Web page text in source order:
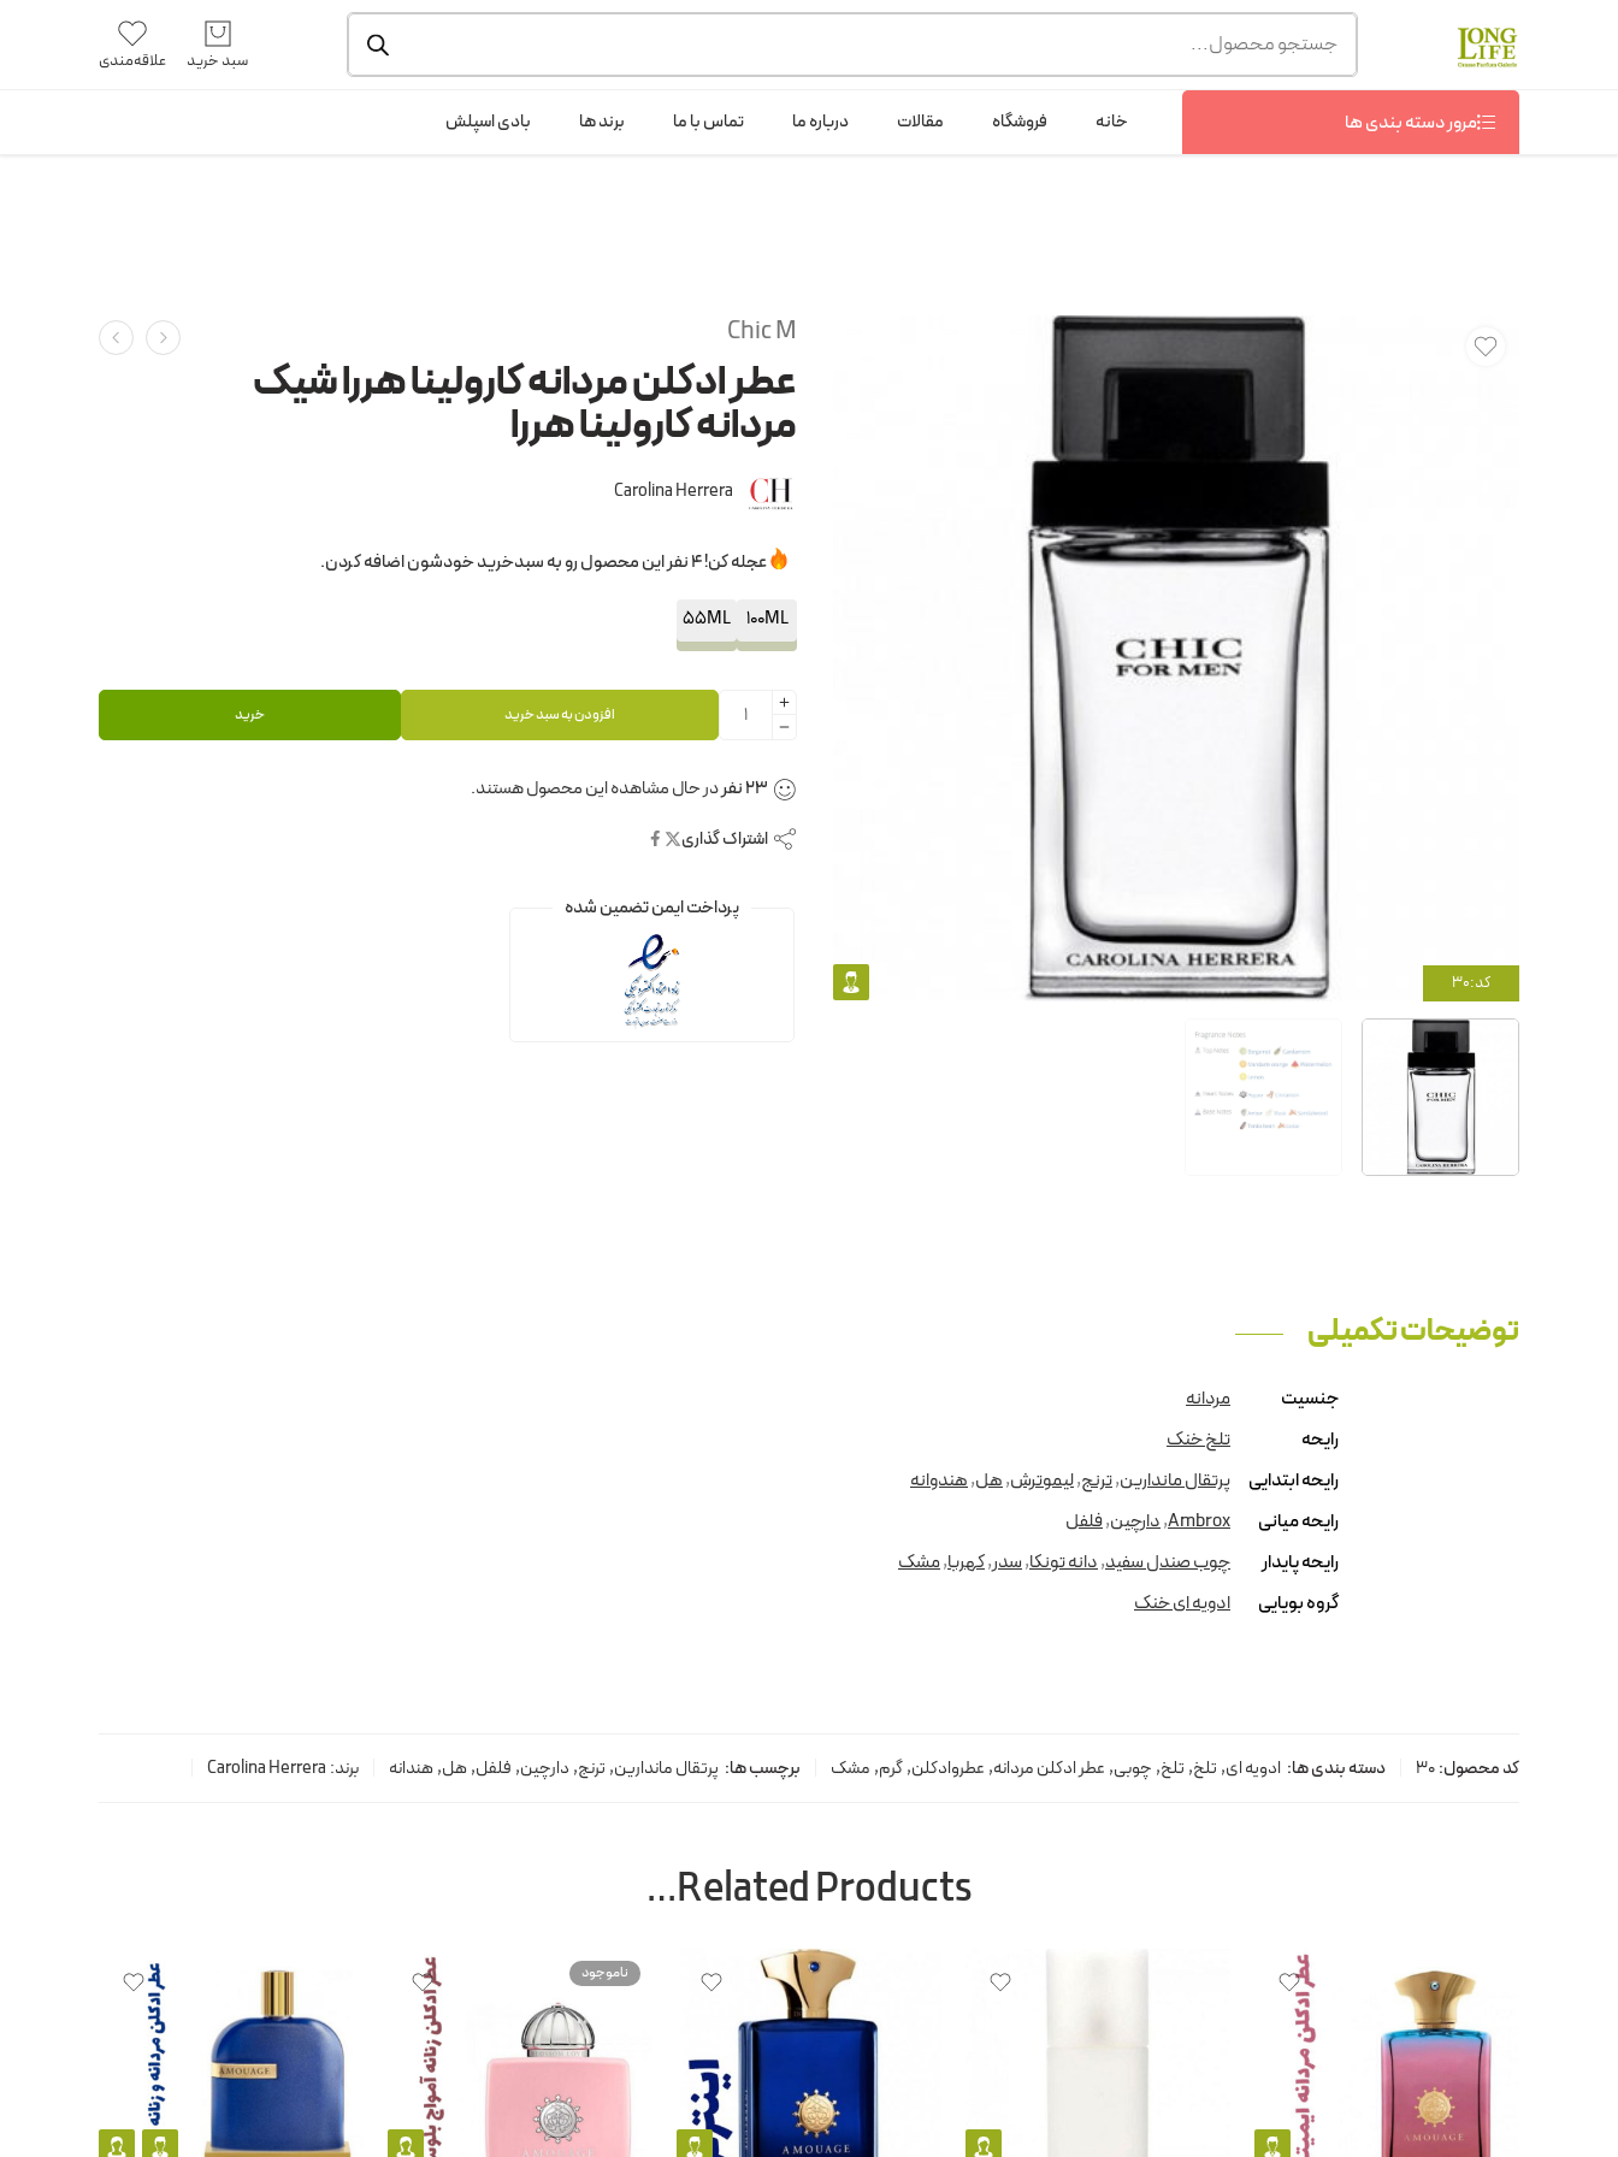
توجه! برند لانگ لایف رایحه های معروف را با شیشه و بسته بندی خود شرکت لانگ لایف عرضه می کند.که با انتخاب حجم هر ادکلنی می توانید شیشه و بسته بندی را ملاحظه بفرمایید. آموزش خرید از سایت
شماره پشتیبانی :09368076869
سبد خرید علاقه‌مندی
مرور دسته بندی ها خانه فروشگاه مقالات درباره ما تماس با ما برند ها بادی اسپلش
کد:30
Chic M
عطر ادکلن مردانه کارولینا هررا شیک
مردانه کارولینا هررا
Carolina Herrera
عجله کن! 4 نفر این محصول رو به سبدخرید خودشون اضافه کردن.
100ML
55ML
افزودن به سبد خرید خرید
23نفردر حال مشاهده این محصول هستند.
اشتراک گذاری
پرداخت ایمن تضمین شده
توضیحات تکمیلی
جنسیت
مردانه
رایحه
تلخ خنک
رایحه ابتدایی
پرتقال ماندارین,ترنج,لیموترش,هل,هندوانه
رایحه میانی
Ambrox
,دارچین,فلفل
رایحه پایدار
چوب صندل سفید,دانه تونکا,سدر,کهربا,مشک
گروه بویایی
ادویه ای خنک
کد محصول:30 دسته بندی ها: ادویه ای, تلخ, تلخ, چوبی, عطر ادکلن مردانه, عطروادکلن,گرم, مشک برچسب ها: پرتقال ماندارین, ترنج, دارچین, فلفل, هل, هندانه برند: Carolina Herrera
Related Products…
ناموجود